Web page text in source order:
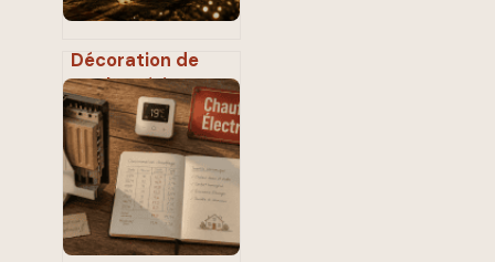
Décoration de
Noël extérieure : 5
règles techniques
pour illuminer
votre jardin sans
surconsommer